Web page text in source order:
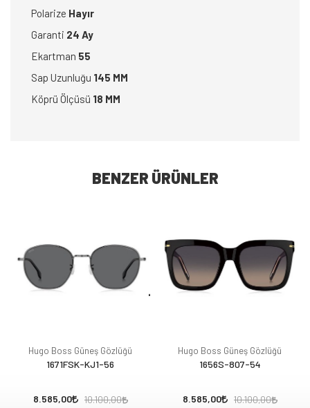
Polarize Hayır
Garanti 24 Ay
Ekartman 55
Sap Uzunluğu 145 MM
Köprü Ölçüsü 18 MM
BENZER ÜRÜNLER
Hugo Boss Güneş Gözlüğü
1671FSK-KJ1-56
8.585,00 10.100,00
Hugo Boss Güneş Gözlüğü
1656S-807-54
8.585,00 10.100,00